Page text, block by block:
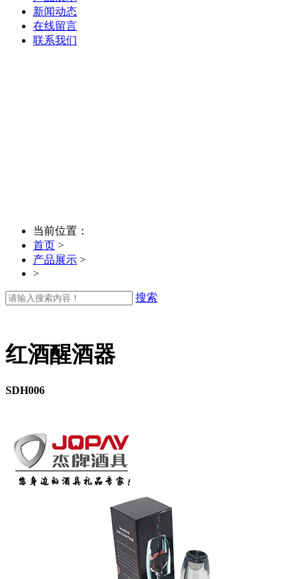
新闻动态
在线留言
联系我们
当前位置：
首页 >
产品展示 >
>
搜索
红酒醒酒器
SDH006